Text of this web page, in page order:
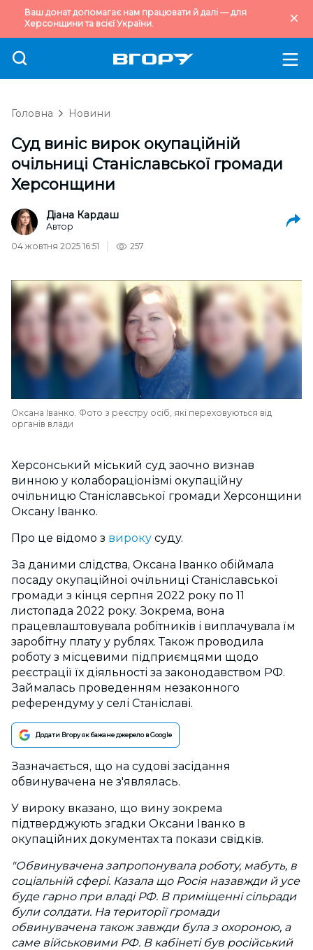
Ваш донат допомагає нам працювати й далі — для
Херсонщини та всієї України.
Головна Новини
Суд виніс вирок окупаційній
очільниці Станіславської громади
Херсонщини
Діана Кардаш
Автор
04 жовтня 2025 16:51
257
Оксана Іванко. Фото з реєстру осіб, які переховуються від
органів влади
Херсонський міський суд заочно визнав
винною у колабораціонізмі окупаційну
очільницю Станіславської громади Херсонщини
Оксану Іванко.
Про це відомо з вироку суду.
За даними слідства, Оксана Іванко обіймала
посаду окупаційної очільниці Станіславської
громади з кінця серпня 2022 року по 11
листопада 2022 року. Зокрема, вона
працевлаштовувала робітників і виплачувала їм
заробітну плату у рублях. Також проводила
роботу з місцевими підприємцями щодо
реєстрації їх діяльності за законодавством РФ.
Займалась проведенням незаконного
референдуму у селі Станіславі.
Додати Вгору як бажане джерело в Google
Зазначається, що на судові засідання
обвинувачена не з'являлась.
У вироку вказано, що вину зокрема
підтверджують згадки Оксани Іванко в
окупаційних документах та покази свідків.
"Обвинувачена запропонувала роботу, мабуть, в
соціальній сфері. Казала що Росія назавжди й усе
буде гарно при владі РФ. В приміщенні сільради
були солдати. На території громади
обвинувачена також завжди була з охороною, а
саме військовими РФ. В кабінеті був російський